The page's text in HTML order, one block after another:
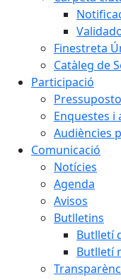
Finestreta
Catàleg de
Participació
Enquestes i
Audiències
Comunicació
Notícies
Agenda
Avisos
Butlletins
Butlletí
Butlletí